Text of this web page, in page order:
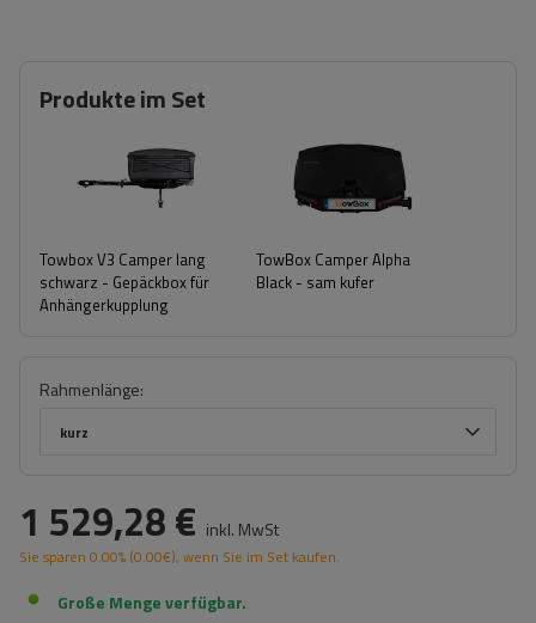
Produkte im Set
Towbox V3 Camper lang
schwarz - Gepäckbox für
Anhängerkupplung
TowBox Camper Alpha
Black - sam kufer
Rahmenlänge
kurz
1 529,28 € inkl. MwSt
Sie sparen 0.00% (0.00€), wenn Sie im Set kaufen.
Große Menge verfügbar